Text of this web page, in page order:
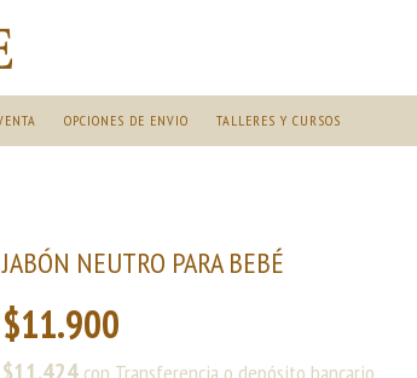
OPCIONES DE ENVIO TALLERES Y CURSOS
JABÓN NEUTRO PARA BEBÉ
$11.900
$11.424 con Transferencia o depósito bancario